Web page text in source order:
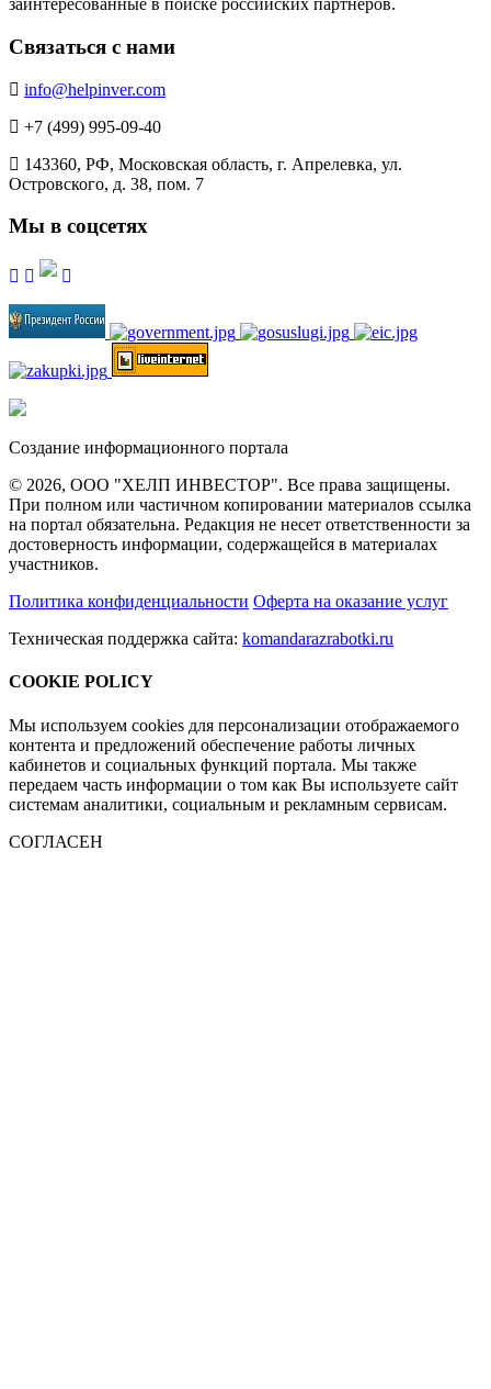
заинтересованные в поиске российских партнёров.
Связаться с нами
info@helpinver.com
+7 (499) 995-09-40
143360, РФ, Московская область, г. Апрелевка, ул.
Островского, д. 38, пом. 7
Мы в соцсетях
Создание информационного портала
© 2026, ООО "ХЕЛП ИНВЕСТОР". Все права защищены.
При полном или частичном копировании материалов ссылка
на портал обязательна. Редакция не несет ответственности за
достоверность информации, содержащейся в материалах
участников.
Политика конфиденциальности Оферта на оказание услуг
Техническая поддержка сайта: komandarazrabotki.ru
COOKIE POLICY
Мы используем cookies для персонализации отображаемого
контента и предложений обеспечение работы личных
кабинетов и социальных функций портала. Мы также
передаем часть информации о том как Вы используете сайт
системам аналитики, социальным и рекламным сервисам.
СОГЛАСЕН